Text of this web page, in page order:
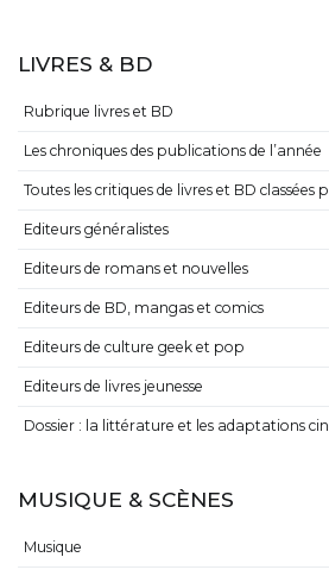
LIVRES & BD
Rubrique livres et BD
Les chroniques des publications de l’année
Toutes les critiques de livres et BD classées
Editeurs généralistes
Editeurs de romans et nouvelles
Editeurs de BD, mangas et comics
Editeurs de culture geek et pop
Editeurs de livres jeunesse
Dossier : la littérature et les adaptations
MUSIQUE & SCÈNES
Musique